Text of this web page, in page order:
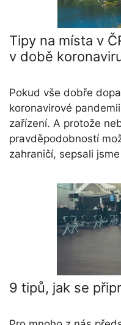
Tipy na místa v
v době
Pokud vše dobře
koronavirové
zařízení. A protože
pravděpodobností
zahraničí, sepsali
9 tipů, jak se